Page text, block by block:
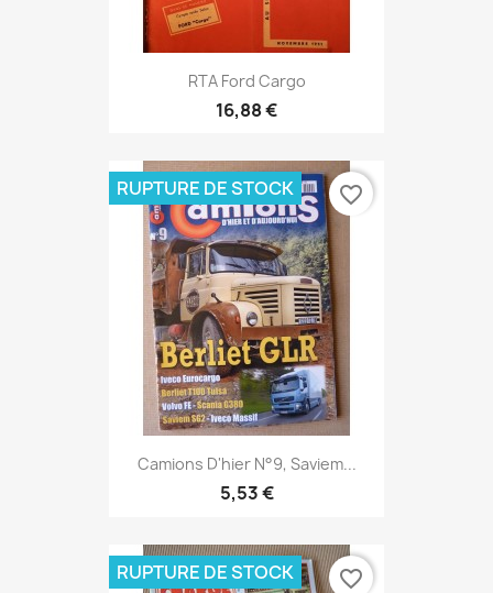
RTA Ford Cargo
16,88 €
Camions D'hier N°9, Saviem...
5,53 €
RUPTURE DE STOCK favorite_border
RUPTURE DE STOCK favorite_border